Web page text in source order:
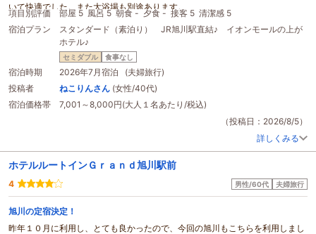
いて快適でした。また大浴場も別途あります。
部屋にセーフティボックスがないのが少し不便に感じましたが、それ以外は使
いやすい部屋の造りで良かったです。
また宿泊者専用のラウンジが利用でき、ドリンクが無料で飲むことができるの
も良かったです。旭川に行く機会があったら、また宿泊したいです。
項目別評価 部屋 5 風呂 5 朝食 - 夕食 - 接客 5 清潔感 5
宿泊プラン
スタンダード（素泊り） JR旭川駅直結♪ イオンモールの上が
ホテル♪
セミダブル 食事なし
宿泊時期
2026年7月宿泊 (夫婦旅行)
投稿者
ねこりんさん (女性/40代)
宿泊価格帯
7,001～8,000円(大人１名あたり/税込)
（投稿日：2026/8/5）
詳しくみる
ホテルルートインＧｒａｎｄ旭川駅前
4 男性/60代 夫婦旅行
旭川の定宿決定！
昨年１０月に利用し、とても良かったので、今回の旭川もこちらを利用しまし